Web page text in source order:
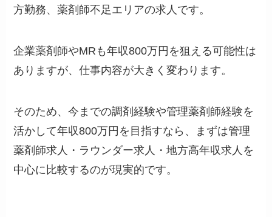
方勤務、薬剤師不足エリアの求人です。
企業薬剤師やMRも年収800万円を狙える可能性は
ありますが、仕事内容が大きく変わります。
そのため、今までの調剤経験や管理薬剤師経験を
活かして年収800万円を目指すなら、まずは管理
薬剤師求人・ラウンダー求人・地方高年収求人を
中心に比較するのが現実的です。